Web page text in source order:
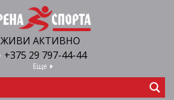
ЖИВИ АКТИВНО
+375 29 797-44-44
Еще